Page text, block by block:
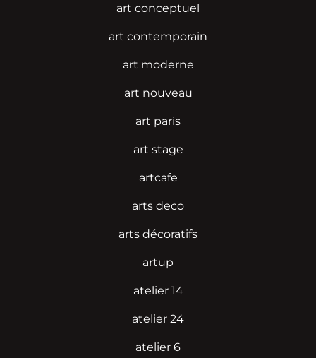
art conceptuel
art contemporain
art moderne
art nouveau
art paris
art stage
artcafe
arts deco
arts décoratifs
artup
atelier 14
atelier 24
atelier 6